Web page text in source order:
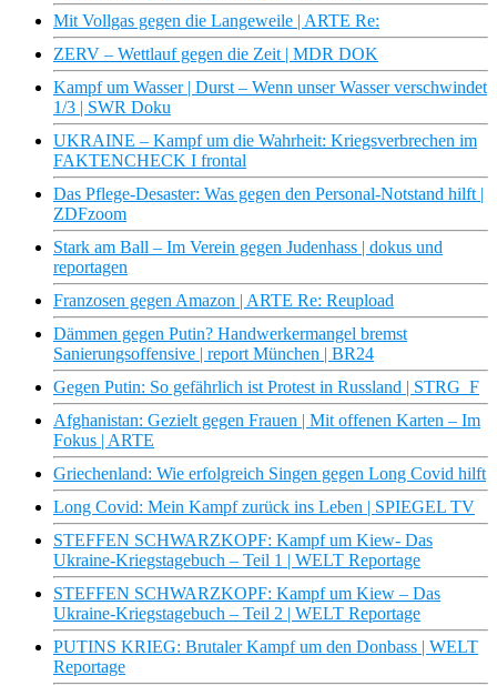
Mit Vollgas gegen die Langeweile | ARTE Re:
ZERV – Wettlauf gegen die Zeit | MDR DOK
Kampf um Wasser | Durst – Wenn unser Wasser verschwindet
1/3 | SWR Doku
UKRAINE – Kampf um die Wahrheit: Kriegsverbrechen im
FAKTENCHECK I frontal
Das Pflege-Desaster: Was gegen den Personal-Notstand hilft |
ZDFzoom
Stark am Ball – Im Verein gegen Judenhass | dokus und
reportagen
Franzosen gegen Amazon | ARTE Re: Reupload
Dämmen gegen Putin? Handwerkermangel bremst
Sanierungsoffensive | report München | BR24
Gegen Putin: So gefährlich ist Protest in Russland | STRG_F
Afghanistan: Gezielt gegen Frauen | Mit offenen Karten – Im
Fokus | ARTE
Griechenland: Wie erfolgreich Singen gegen Long Covid hilft
Long Covid: Mein Kampf zurück ins Leben | SPIEGEL TV
STEFFEN SCHWARZKOPF: Kampf um Kiew- Das
Ukraine-Kriegstagebuch – Teil 1 | WELT Reportage
STEFFEN SCHWARZKOPF: Kampf um Kiew – Das
Ukraine-Kriegstagebuch – Teil 2 | WELT Reportage
PUTINS KRIEG: Brutaler Kampf um den Donbass | WELT
Reportage